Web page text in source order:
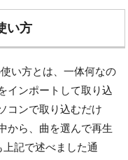
い方
い方とは、一体何なの
インポートして取り込
コンで取り込むだけ
から、曲を選んで再生
記で述べました通